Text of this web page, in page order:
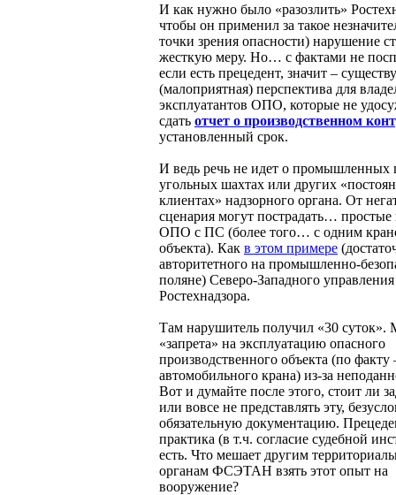
И как нужно было «разозлить»
чтобы он применил за такое
точки зрения опасности) нарушение
жесткую меру. Но… с фактами не
если есть прецедент, значит –
(малоприятная) перспектива для
эксплуатантов ОПО, которые не
сдать отчет о производственном
установленный срок.
И ведь речь не идет о промышленных
угольных шахтах или других
клиентах» надзорного органа. От
сценария могут пострадать… простые
ОПО с ПС (более того… с одним
объекта). Как в этом примере
авторитетного на промышленно-
поляне) Северо-Западного управления
Ростехнадзора.
Там нарушитель получил «30 суток».
«запрета» на эксплуатацию опасного
производственного объекта (по факту
автомобильного крана) из-за
Вот и думайте после этого, стоит ли
или вовсе не представлять эту,
обязательную документацию.
практика (в т.ч. согласие судебной
есть. Что мешает другим
органам ФСЭТАН взять этот опыт на
вооружение?